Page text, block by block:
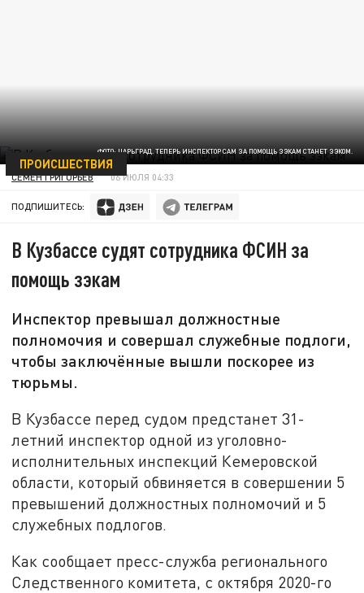
ФОТО: ЦАРЬГРАД. ТЕПЕРЬ ИНСПЕКТОР САМ ЗА ПОМОЩЬ ЗЭКАМ СТАНЕТ ЗЭКОМ.
ПРОИСШЕСТВИЯ
СЕМЕН ГРИГОРЬЕВ 06 ИЮЛЯ 04:33
ПОДПИШИТЕСЬ:
В Кузбассе судят сотрудника ФСИН за
помощь зэкам
Инспектор превышал должностные
полномочия и совершал служебные подлоги,
чтобы заключённые вышли поскорее из
тюрьмы.
В Кузбассе перед судом предстанет 31-
летний инспектор одной из уголовно-
исполнительных инспекций Кемеровской
области, который обвиняется в совершении 5
превышений должностных полномочий и 5
служебных подлогов.
Как сообщает пресс-служба регионального
Следственного комитета, с октября 2020-го